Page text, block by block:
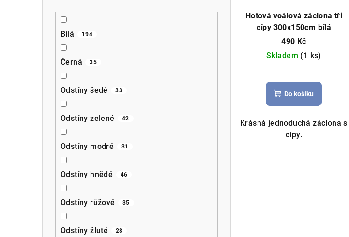
Bílá 194
Černá 35
Odstíny šedé 33
Odstíny zelené 42
Odstíny modré 31
Odstíny hnědé 46
Odstíny růžové 35
Odstíny žluté 28
o
r
t
ů
Hotová voálová záclona tři
cípy 300x150cm bílá
490 Kč
Skladem (1 ks)
hodnocení
produktu
je
5,0
z
Do košíku
Krásná jednoduchá záclona s
cípy.